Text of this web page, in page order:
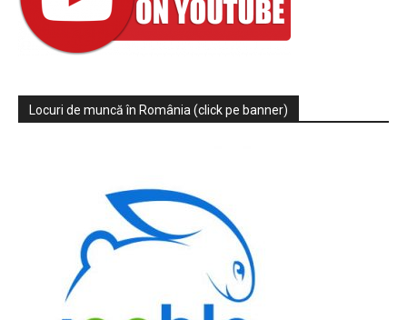
Locuri de muncă în România (click pe banner)